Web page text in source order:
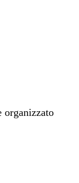
organizzato